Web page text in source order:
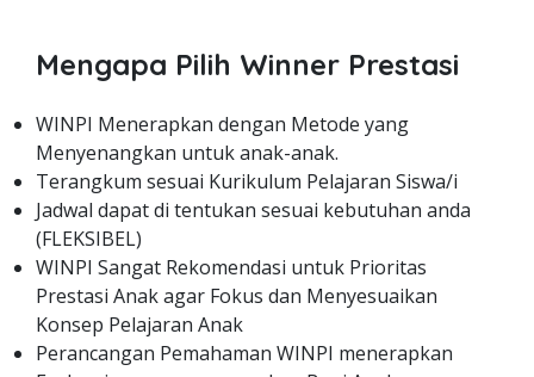
Mengapa Pilih Winner Prestasi
WINPI Menerapkan dengan Metode yang
Menyenangkan untuk anak-anak.
Terangkum sesuai Kurikulum Pelajaran Siswa/i
Jadwal dapat di tentukan sesuai kebutuhan anda
(FLEKSIBEL)
WINPI Sangat Rekomendasi untuk Prioritas
Prestasi Anak agar Fokus dan Menyesuaikan
Konsep Pelajaran Anak
Perancangan Pemahaman WINPI menerapkan